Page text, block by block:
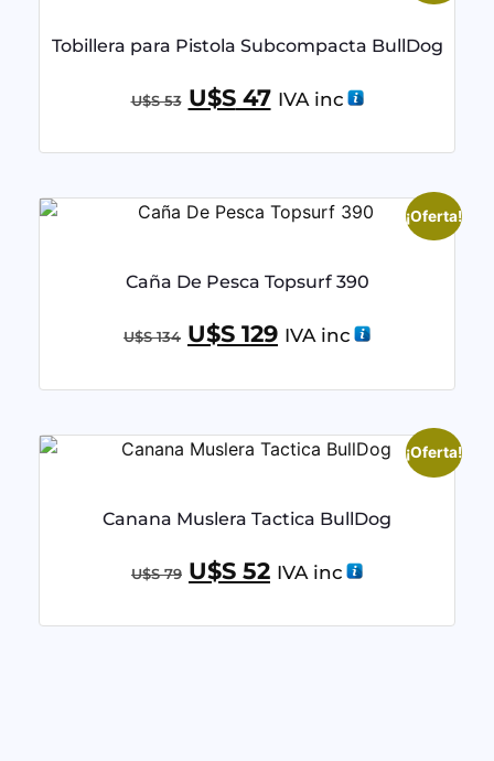
Tobillera para Pistola Subcompacta BullDog
U$S53 U$S47 IVA inc
¡Oferta!
Caña De Pesca Topsurf 390
U$S134 U$S 129 IVA inc
¡Oferta!
Canana Muslera Tactica BullDog
U$S79 U$S 52 IVA inc